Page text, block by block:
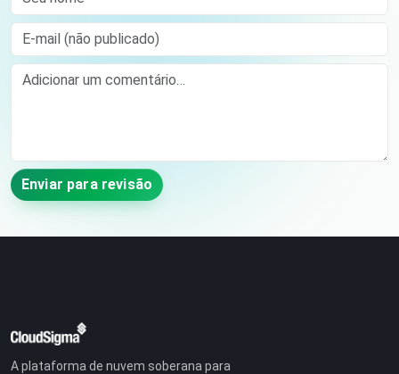
E-mail (não publicado)
Comment
Enviar para revisão
A plataforma de nuvem soberana para